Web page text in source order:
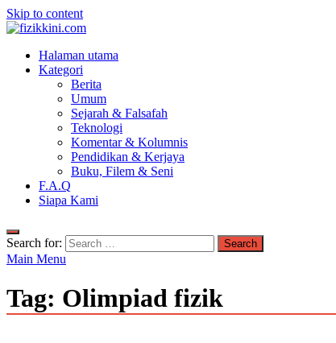
Skip to content
fizikkini.com
Segalanya tentang fizik
Halaman utama
Kategori
Berita
Umum
Sejarah & Falsafah
Teknologi
Komentar & Kolumnis
Pendidikan & Kerjaya
Buku, Filem & Seni
F.A.Q
Siapa Kami
Search for:
Main Menu
Tag: Olimpiad fizik